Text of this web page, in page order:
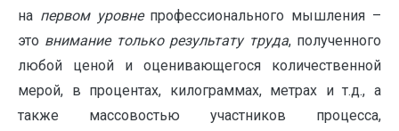
на первом уровнепрофессионального мышления –
это внимание только результату труда, полученного
любой ценой и оценивающегося количественной
мерой, в процентах, килограммах, метрах и т.д., а
также массовостью участников процесса,